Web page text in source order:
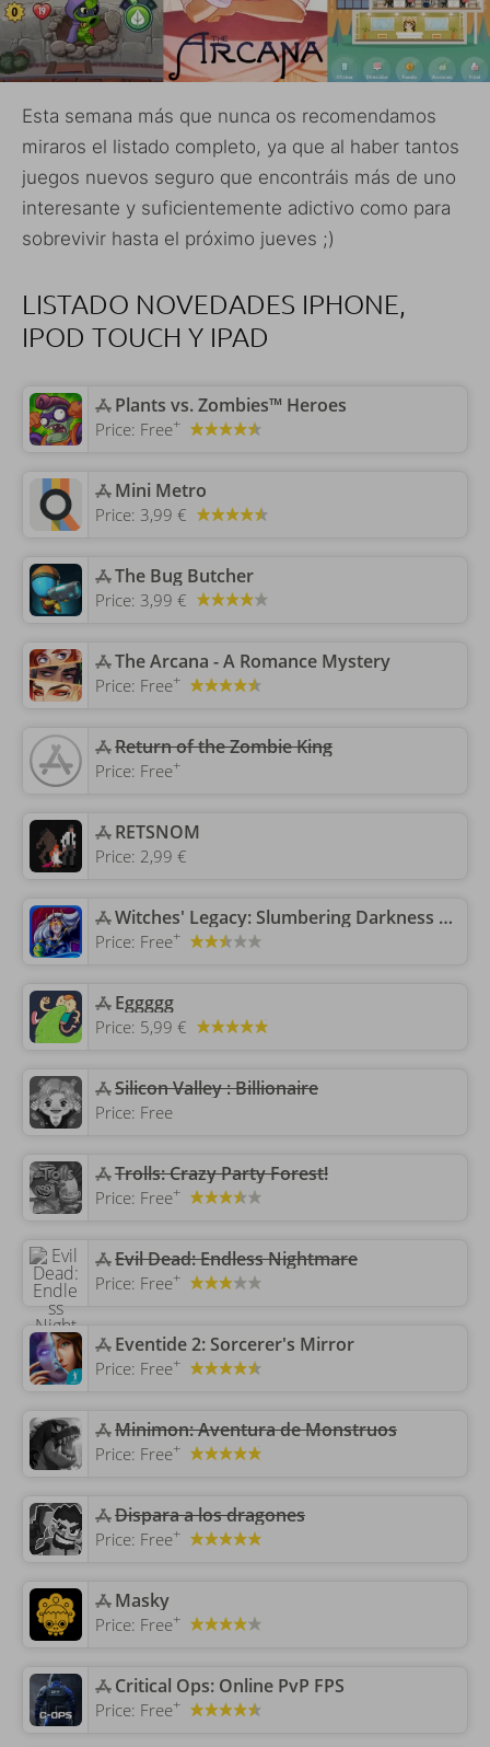
Esta semana más que nunca os recomendamos
miraros el listado completo, ya que al haber tantos
juegos nuevos seguro que encontráis más de uno
interesante y suficientemente adictivo como para
sobrevivir hasta el próximo jueves ;)
LISTADO NOVEDADES IPHONE,
IPOD TOUCH Y IPAD
‎Plants vs. Zombies™ Heroes
Price: Free+
‎Mini Metro
Price: 3,99 €
‎The Bug Butcher
Price: 3,99 €
‎The Arcana - A Romance Mystery
Price: Free+
‎Return of the Zombie King
Price: Free+
‎RETSNOM
Price: 2,99 €
‎Witches' Legacy: Slumbering Darkness HD - A Hidden Object Mystery
Price: Free+
‎Eggggg
Price: 5,99 €
Silicon Valley : Billionaire
Price: Free
Trolls: Crazy Party Forest!
Price: Free+
‎Evil Dead: Endless Nightmare
Price: Free+
‎Eventide 2: Sorcerer's Mirror
Price: Free+
‎Minimon: Aventura de Monstruos
Price: Free+
Dispara a los dragones
Price: Free+
‎Masky
Price: Free+
‎Critical Ops: Online PvP FPS
Price: Free+